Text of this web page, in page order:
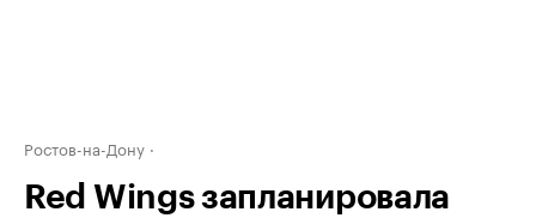
Ростов-на-Дону
Red Wings запланировала